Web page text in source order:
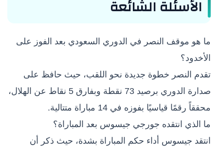
الأسئلة الشائعة
ما هو موقف النصر في الدوري السعودي بعد الفوز على
الأخدود؟
تقدم النصر خطوة جديدة نحو اللقب، حيث حافظ على
صدارة الدوري برصيد 73 نقطة وبفارق 5 نقاط عن الهلال،
محققاً رقمًا قياسيًا بفوزه في 14 مباراة متتالية.
ما الذي انتقده جورجي جيسوس بعد المباراة؟
انتقد جيسوس أداء حكم المباراة بشدة، حيث ذكر أن